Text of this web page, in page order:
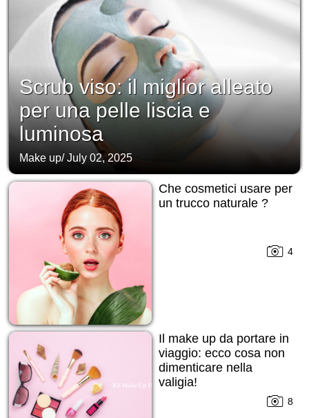
Scrub viso: il miglior alleato
per una pelle liscia e
luminosa
Make up/July 02, 2025
Che cosmetici usare per
un trucco naturale ?
4
Il make up da portare in
viaggio: ecco cosa non
dimenticare nella
valigia!
8